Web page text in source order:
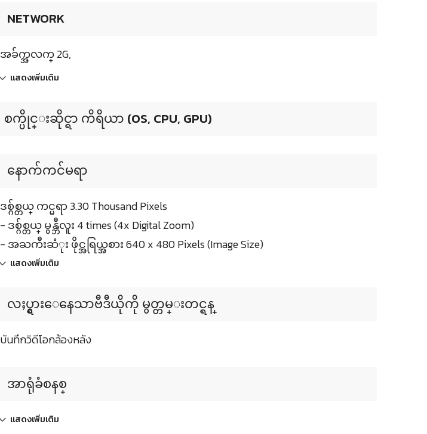
NETWORK
အခ်က္အလက္ 2G,
แสดงเพิ่มเติม
စက္ပိုင္းဆိုင္ရာ ကိရိယာ (OS, CPU, GPU)
နောက်ကင်မရာ
ဒစ္ဂ်စ္တယ္ ကင္မရာ 3.30 Thousand Pixels
- ဒစ္ဂ်စ္တယ္ မွန္ဘီလူး 4 times (4x Digital Zoom)
- အႀကီးဆံုး ဖိုင္အရြယ္အစား 640 x 480 Pixels (Image Size)
แสดงเพิ่มเติม
လႈပ္ရွားေနေသာဗီဒီယိုကို မွတ္တမ္းတင္ရန္
บันทึกวิดีโอกล้องหลัง
အာရုံခံစနစ္
แสดงเพิ่มเติม